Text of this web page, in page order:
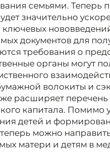
семьями. Теперь
значительно
документов для
требования о
органы могут
волокиты и
расширяет
капитала.
детей и
можно
матери и детям в